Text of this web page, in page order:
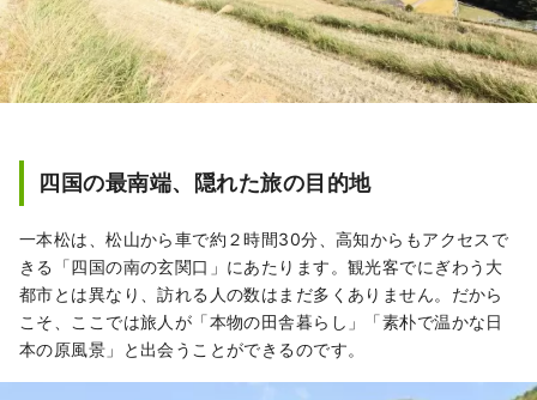
四国の最南端、隠れた旅の目的地
一本松は、松山から車で約２時間30分、高知からもアクセスで
きる「四国の南の玄関口」にあたります。観光客でにぎわう大
都市とは異なり、訪れる人の数はまだ多くありません。だから
こそ、ここでは旅人が「本物の田舎暮らし」「素朴で温かな日
本の原風景」と出会うことができるのです。